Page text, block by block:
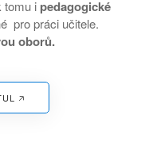
tomu i pedagogické
pro práci učitele.
oborů.
🡥